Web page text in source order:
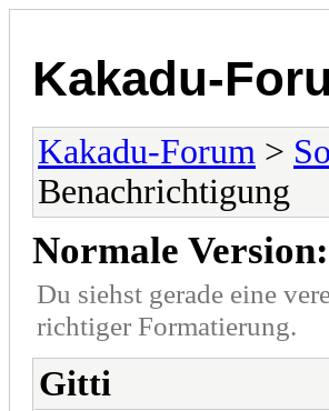
Kakadu-
Kakadu-Forum >
Benachrichtigung
Normale Version:
Du siehst gerade eine
richtiger Formatierung.
Gitti